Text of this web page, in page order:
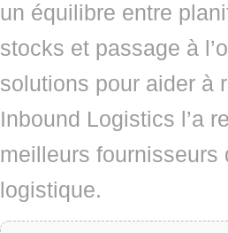
un équilibre entre
stocks et passage à
solutions pour aider à
Inbound Logistics l’a
meilleurs fournisseurs
logistique.